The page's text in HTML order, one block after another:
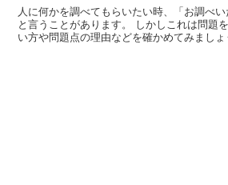
人に何かを調べてもらいたい時、「お調べい
と言うことがあります。 しかしこれは問題
い方や問題点の理由などを確かめてみまし